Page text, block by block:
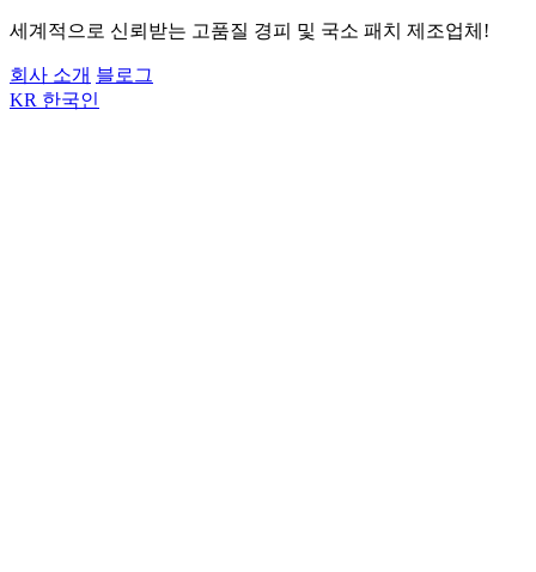
세계적으로 신뢰받는 고품질 경피 및 국소 패치 제조업체!
회사 소개 블로그
KR 한국인